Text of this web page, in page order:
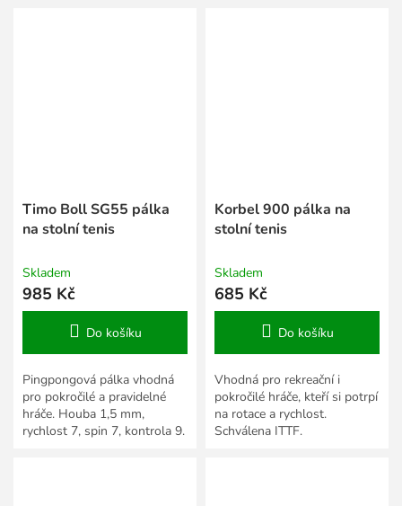
Timo Boll SG55 pálka
na stolní tenis
Skladem
985 Kč
Do košíku
Pingpongová pálka vhodná
pro pokročilé a pravidelné
hráče. Houba 1,5 mm,
rychlost 7, spin 7, kontrola 9.
Korbel 900 pálka na
stolní tenis
Skladem
685 Kč
Do košíku
Vhodná pro rekreační i
pokročilé hráče, kteří si potrpí
na rotace a rychlost.
Schválena ITTF.